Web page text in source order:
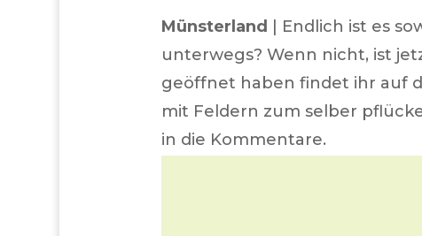
Münsterland | Endlich ist es
unterwegs? Wenn nicht, ist
geöffnet haben findet ihr auf
mit Feldern zum selber
in die Kommentare.